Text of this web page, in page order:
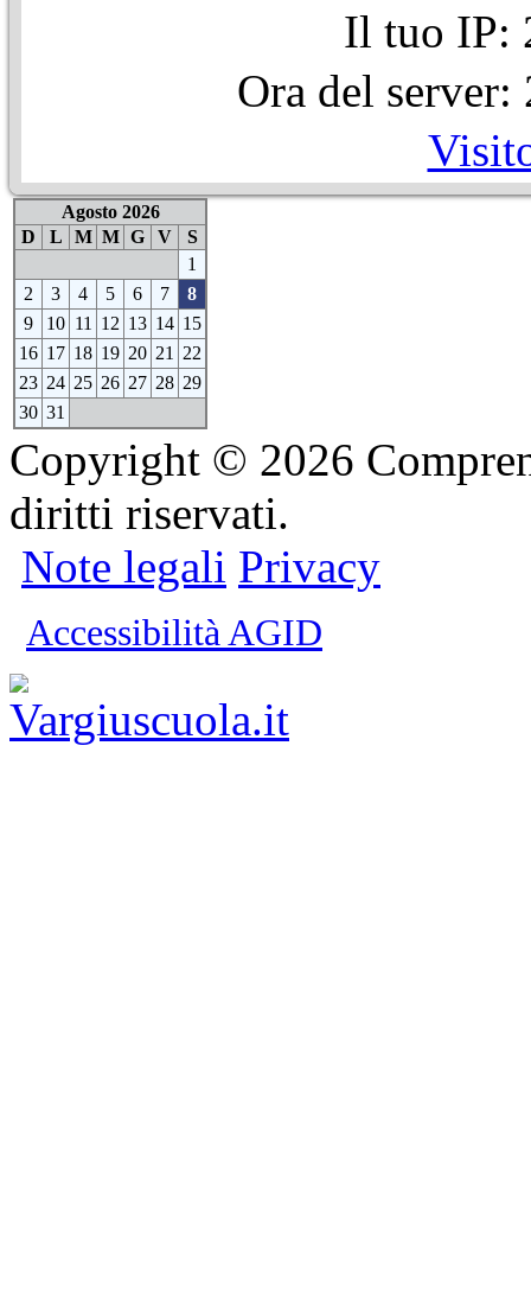
Il tuo IP:
Ora del
Agosto 2026
D
L M M G V
S
1
2
3 4 5 6 7
8
9
10 11 12 13 14 15
16 17 18 19 20 21
22
23 24 25 26 27 28 29
30 31
Copyright © 2026
diritti riservati.
Note legali Privacy
Accessibilità AGID